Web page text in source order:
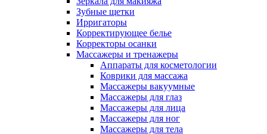
Зубные щетки
Ирригаторы
Корректирующее белье
Корректоры осанки
Массажеры и тренажеры
Аппараты для косметологии
Коврики для массажа
Массажеры вакуумные
Массажеры для глаз
Массажеры для лица
Массажеры для ног
Массажеры для тела